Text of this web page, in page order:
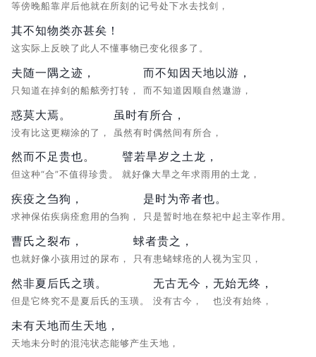
等傍晚船靠岸后他就在所刻的记号处下水去找剑，
其不知物类亦甚矣！
这实际上反映了此人不懂事物已变化很多了。
夫随一隅之迹，
只知道在掉剑的船舷旁打转，
而不知因天地以游，
而不知道因顺自然遨游，
惑莫大焉。
没有比这更糊涂的了，
虽时有所合，
虽然有时偶然间有所合，
然而不足贵也。
但这种“合”不值得珍贵。
譬若旱岁之土龙，
就好像大旱之年求雨用的土龙，
疾疫之刍狗，
求神保佑疾病痊愈用的刍狗，
是时为帝者也。
只是暂时地在祭祀中起主宰作用。
曹氏之裂布，
也就好像小孩用过的尿布，
蛷者贵之，
只有患蝫蛷疮的人视为宝贝，
然非夏后氏之璜。
但是它终究不是夏后氏的玉璜。
无古无今，
没有古今，
无始无终，
也没有始终，
未有天地而生天地，
天地未分时的混沌状态能够产生天地，